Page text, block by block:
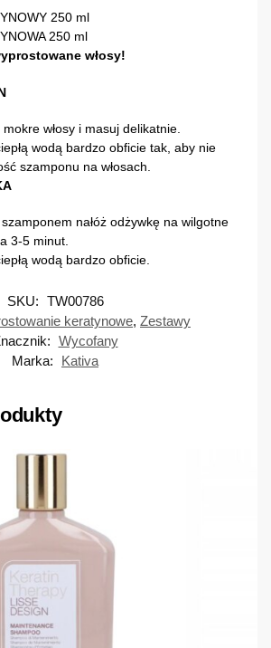
250 ml
250 ml
włosy!
włosy i masuj delikatnie.
wodą bardzo obficie tak, aby nie
szamponu na włosach.
nałóż odżywkę na wilgotne
3-5 minut.
wodą bardzo obficie.
SKU: TW00786
keratynowe, Zestawy
Wycofany
Marka:
Kativa